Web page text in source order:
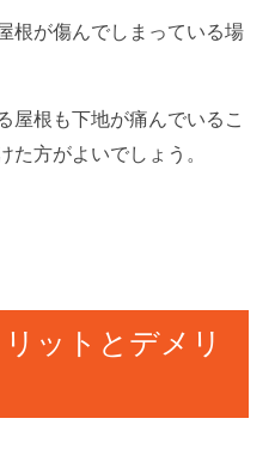
根が傷んでしまっている場
屋根も下地が痛んでいるこ
た方がよいでしょう。
ットとデメリ